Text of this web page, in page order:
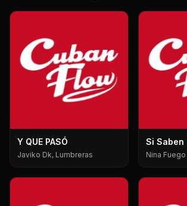
Y QUE PASÓ
Javiko Dk, Lumbreras
Si Saben
Nina Fuego